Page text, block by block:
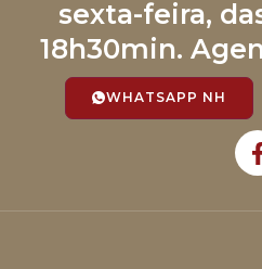
sexta-feira,
18h30min.
WHATSAPP NH